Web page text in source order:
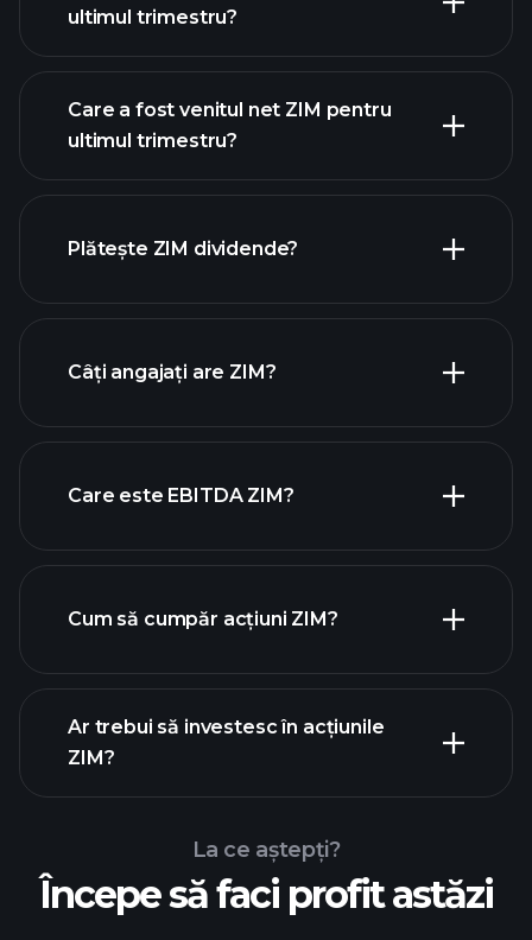
câștigurile ZIM
ultimul trimestru?
rapoartele financiare
Care a fost venitul net ZIM pentru
ultimul trimestru?
Plătește ZIM dividende?
acțiuni cu dividende mari
Câți angajați are ZIM?
Care este EBITDA ZIM?
rapoartele
financiare
Cum să cumpăr acțiuni ZIM?
Turneele
Ar trebui să investesc în acțiunile
ZIM?
La ce aștepți?
Începe să faci profit astăzi